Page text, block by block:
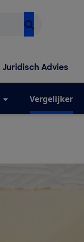
Juridisch Advies
Vergelijker